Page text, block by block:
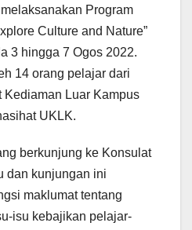
Program
Culture and Nature”
3 hingga 7 Ogos 2022.
14 orang pelajar dari
Kediaman Luar Kampus
UKLK.
berkunjung ke Konsulat
dan kunjungan ini
maklumat tentang
isu kebajikan pelajar-